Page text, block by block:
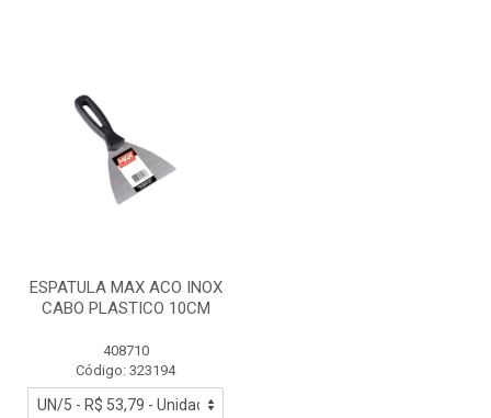
ESPATULA MAX ACO INOX
CABO PLASTICO 10CM
408710
Código: 323194